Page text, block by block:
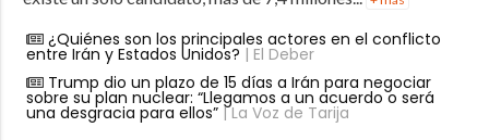
¿Quiénes son los principales actores en el conflicto
entre Irán y Estados Unidos? | El Deber
Trump dio un plazo de 15 días a Irán para negociar
sobre su plan nuclear: “Llegamos a un acuerdo o será
una desgracia para ellos”| La Voz de Tarija